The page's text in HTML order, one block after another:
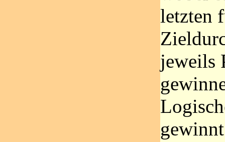
letzten
jeweils